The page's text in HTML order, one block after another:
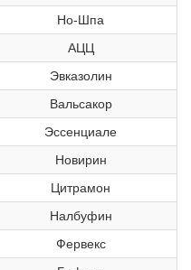
Но-Шпа
АЦЦ
Эвказолин
Вальсакор
Эссенциале
Новирин
Цитрамон
Налбуфин
Фервекс